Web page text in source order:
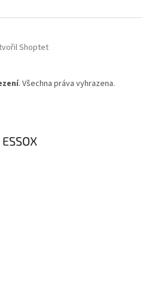
Shoptet
. Všechna práva vyhrazena.